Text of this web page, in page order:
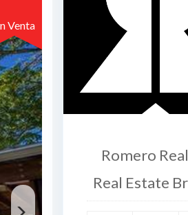
Venta
Romero
Real Estate